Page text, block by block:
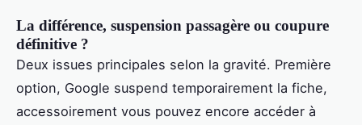
La différence, suspension passagère ou coupure
définitive ?
Deux issues principales selon la gravité. Première
option, Google suspend temporairement la fiche,
accessoirement vous pouvez encore accéder à